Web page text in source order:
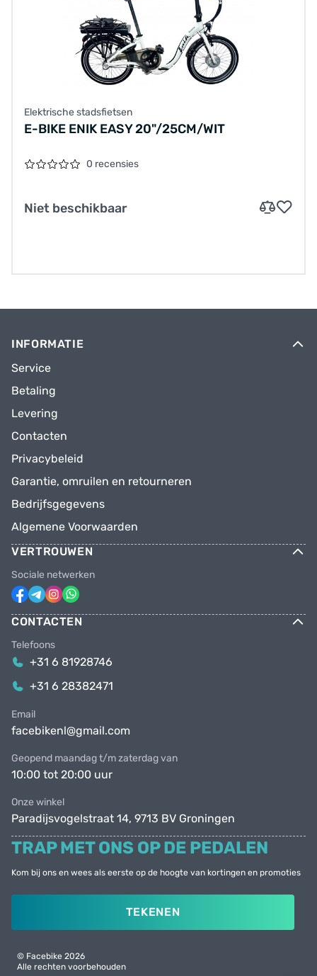
Elektrische stadsfietsen
E-BIKE ENIK EASY 20"/25CM/WIT
0 recensies
Niet beschikbaar
INFORMATIE
Service
Betaling
Levering
Contacten
Privacybeleid
Garantie, omruilen en retourneren
Bedrijfsgegevens
Algemene Voorwaarden
VERTROUWEN
Sociale netwerken
CONTACTEN
Telefoons
+31 6 81928746
+31 6 28382471
Email
facebikenl@gmail.com
Geopend maandag t/m zaterdag van
10:00 tot 20:00 uur
Onze winkel
Paradijsvogelstraat 14, 9713 BV Groningen
TRAP MET ONS OP DE PEDALEN
Kom bij ons en wees als eerste op de hoogte van kortingen en promoties
TEKENEN
© Facebike 2026
Alle rechten voorbehouden